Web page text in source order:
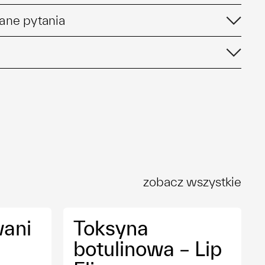
pytania
zł
zobacz wszystkie
Toksyna
botulinowa – Lip